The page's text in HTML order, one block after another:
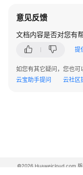
示
例
问
题
意见反馈
文档内容是否对您有
提
如您有其它疑问，您也
云宝助手提问
云社区
©2026 Huaweicloud.com 版